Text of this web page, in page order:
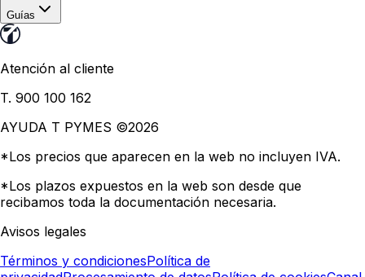
Guías
Atención al cliente
T. 900 100 162
AYUDA T PYMES ©2026
*Los precios que aparecen en la web no incluyen IVA.
*Los plazos expuestos en la web son desde que
recibamos toda la documentación necesaria.
Avisos legales
Términos y condicionesPolítica de